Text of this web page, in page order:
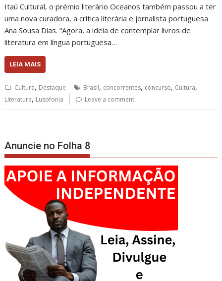
Itaú Cultural, o prémio literário Oceanos também passou a ter
uma nova curadora, a crítica literária e jornalista portuguesa
Ana Sousa Dias. “Agora, a ideia de contemplar livros de
literatura em língua portuguesa…
LEIA MAIS
Cultura, Destaque Brasil, concorrentes, concurso, Cultura,
Literatura, Lusofonia Leave a comment
Anuncie no Folha 8